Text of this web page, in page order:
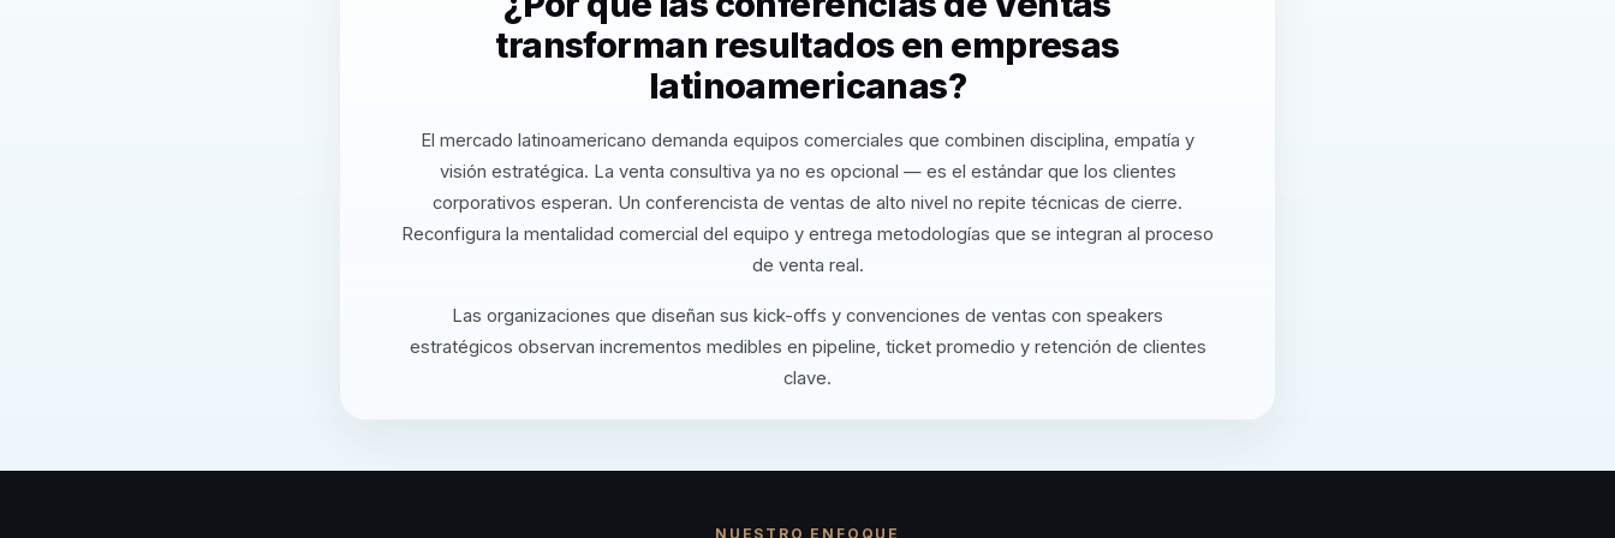
transforman resultados en empresas
latinoamericanas?
El mercado latinoamericano demanda equipos comerciales que combinen disciplina, empatía y
visión estratégica. La venta consultiva ya no es opcional — es el estándar que los clientes
corporativos esperan. Un conferencista de ventas de alto nivel no repite técnicas de cierre.
Reconfigura la mentalidad comercial del equipo y entrega metodologías que se integran al proceso
de venta real.
Las organizaciones que diseñan sus kick-offs y convenciones de ventas con speakers
estratégicos observan incrementos medibles en pipeline, ticket promedio y retención de clientes
clave.
NUESTRO ENFOQUE